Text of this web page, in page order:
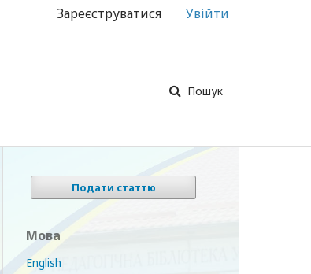
Пошук
Зареєструватися Увійти
Подати статтю
Мова
English